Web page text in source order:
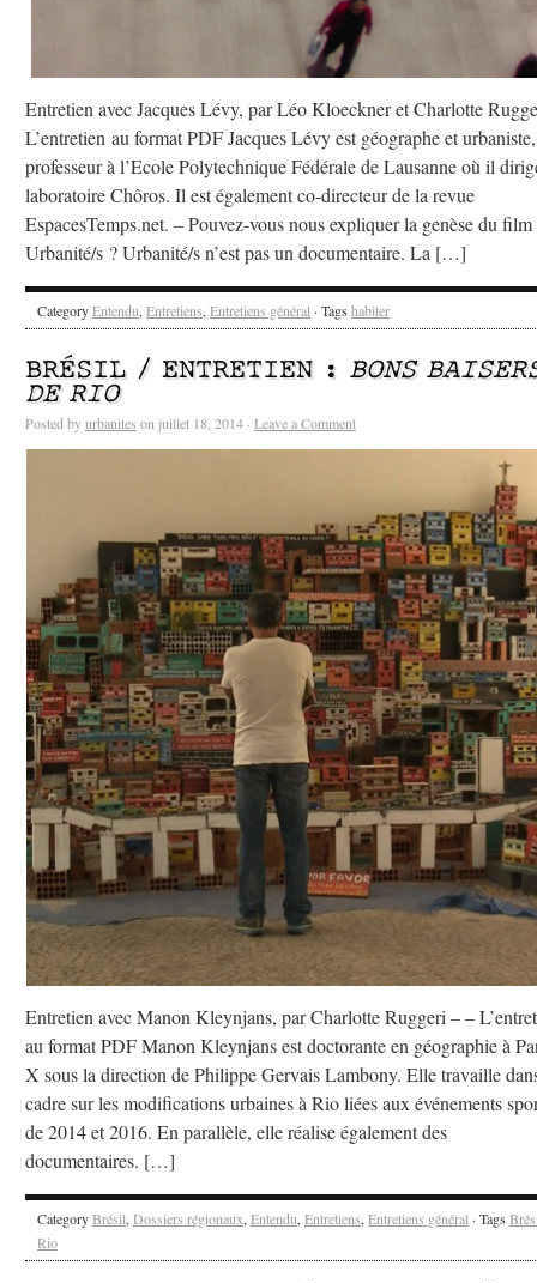
Entretien avec Jacques Lévy, par Léo Kloeckner et Charlotte
L’entretien au format PDF Jacques Lévy est géographe et urbaniste,
professeur à l’Ecole Polytechnique Fédérale de Lausanne où il
laboratoire Chôros. Il est également co-directeur de la revue
EspacesTemps.net. – Pouvez-vous nous expliquer la genèse du film
Urbanité/s ? Urbanité/s n’est pas un documentaire. La […]
CategoryEntendu, Entretiens, Entretiens général · Tags habiter
BRÉSIL / ENTRETIEN : BONS
DE RIO
Posted byurbanites on juillet 18, 2014 · Leave a Comment
Entretien avec Manon Kleynjans, par Charlotte Ruggeri – –
au format PDF Manon Kleynjans est doctorante en géographie à
X sous la direction de Philippe Gervais Lambony. Elle travaille
cadre sur les modifications urbaines à Rio liées aux événements
de 2014 et 2016. En parallèle, elle réalise également des
documentaires. […]
CategoryBrésil, Dossiers régionaux, Entendu, Entretiens, Entretiens général · Tags
Rio